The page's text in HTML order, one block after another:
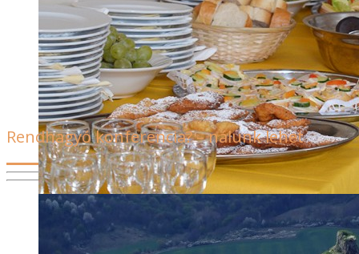
Az Eszterházy Károly Egyetem diákjai a Tájoló
Vendégházat választották – nyilván nem véletlenül. Jó buli
kerekedett, köszi, h itt voltatok!
Rendhagyó konferencia? – nálunk lehet